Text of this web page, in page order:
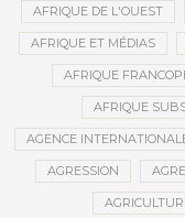
AFRIQUE DE L'OUEST
AFRIQUE ET MÉDIAS
AFRIQUE
AFRIQUE
AGENCE
AGRESSION